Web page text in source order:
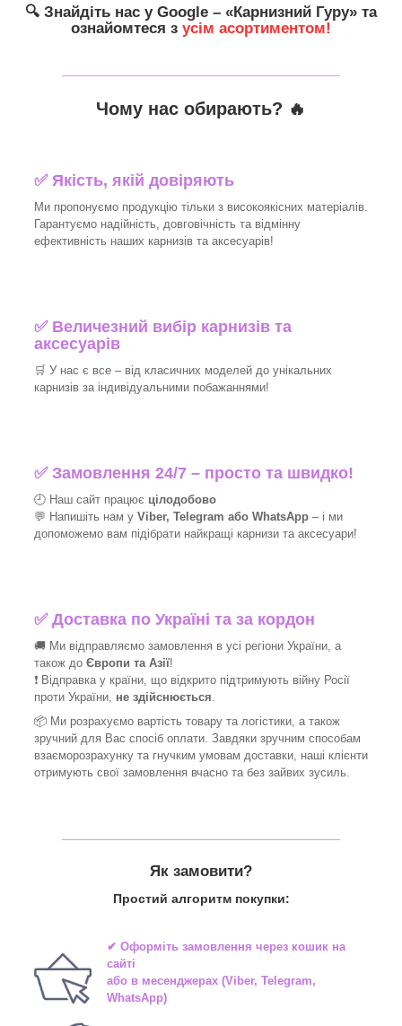
🔍 Знайдіть нас у Google – «Карнизний Гуру» та
ознайомтеся з усім асортиментом!
Чому нас обирають? 🔥
✅Якість, якій довіряють
Ми пропонуємо продукцію тільки з високоякісних матеріалів.
Гарантуємо надійність, довговічність та відмінну
ефективність наших карнизів та аксесуарів!​
✅ Величезний вибір карнизів та
аксесуарів
🛒 У нас є все – від класичних моделей до унікальних
карнизів за індивідуальними побажаннями!​
✅Замовлення 24/7 – просто та швидко!
🕘 Наш сайт працює цілодобово
💬 Напишіть нам у Viber, Telegram або WhatsApp – і ми
допоможемо вам підібрати найкращі карнизи та аксесуари!
✅Доставка по Україні та за кордон
🚚 Ми відправляємо замовлення в усі регіони України, а
також до Європи та Азії!
❗ Відправка у країни, що відкрито підтримують війну Росії
проти України, не здійснюється.
📦 Ми розрахуємо вартість товару та логістики, а також
зручний для Вас спосіб оплати. Завдяки зручним способам
взаєморозрахунку та гнучким умовам доставки, наші клієнти
отримують свої замовлення вчасно та без зайвих зусиль.
Як замовити?
Простий алгоритм покупки:
✔ Оформіть замовлення через кошик на
сайті
або в месенджерах(Viber, Telegram,
WhatsApp)